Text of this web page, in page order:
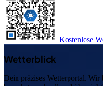
Kostenlose
Wetterblick
Dein präzises Wetterportal.